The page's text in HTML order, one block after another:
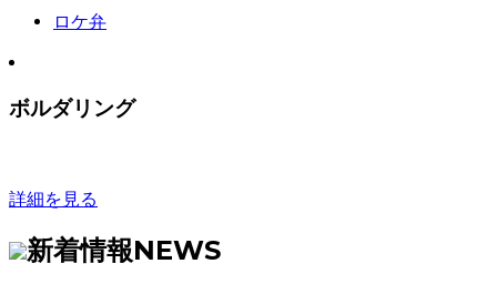
ロケ弁
ボルダリング
詳細を見る
新着情報NEWS